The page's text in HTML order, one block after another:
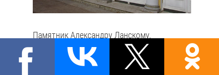
Памятник Александру Ланскому.
Памятник появился в этом месте в дни
глубочайшего траура императрицы